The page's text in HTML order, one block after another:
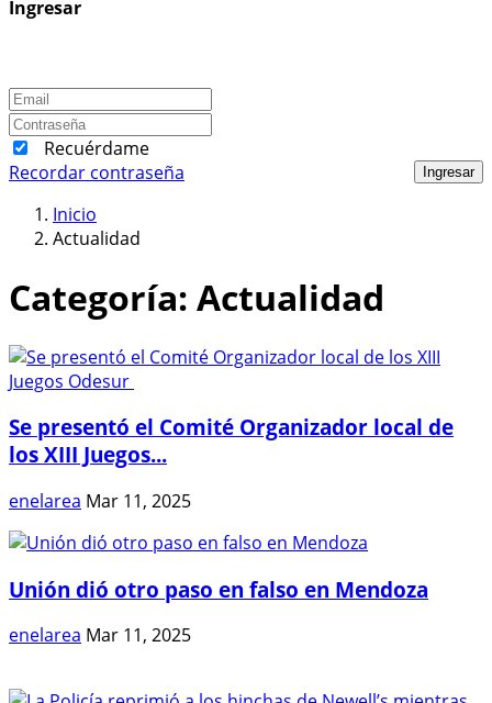
Ingresar
Recuérdame
Ingresar
Recordar contraseña
Inicio
Actualidad
Categoría: Actualidad
Se presentó el Comité Organizador local de
los XIII Juegos...
enelarea Mar 11, 2025
Unión dió otro paso en falso en Mendoza
enelarea Mar 11, 2025